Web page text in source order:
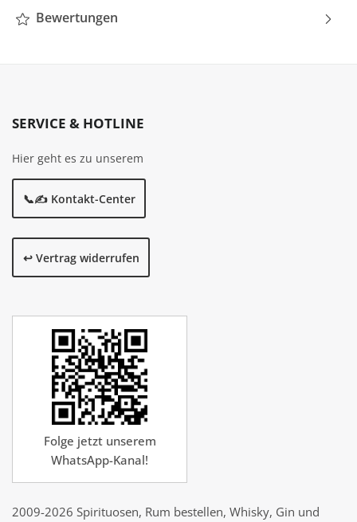
Bewertungen
SERVICE & HOTLINE
Hier geht es zu unserem
📞✍️ Kontakt-Center
↩️ Vertrag widerrufen
Folge jetzt unserem
WhatsApp-Kanal!
2009-2026 Spirituosen, Rum bestellen, Whisky, Gin und